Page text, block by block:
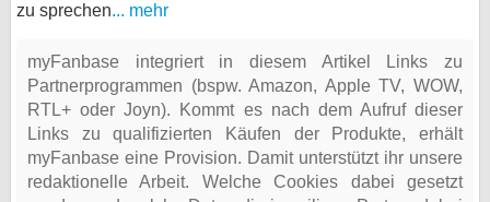
zu sprechen... mehr
myFanbase integriert in diesem Artikel Links zu
Partnerprogrammen (bspw. Amazon, Apple TV, WOW,
RTL+ oder Joyn). Kommt es nach dem Aufruf dieser
Links zu qualifizierten Käufen der Produkte, erhält
myFanbase eine Provision. Damit unterstützt ihr unsere
redaktionelle Arbeit. Welche Cookies dabei gesetzt